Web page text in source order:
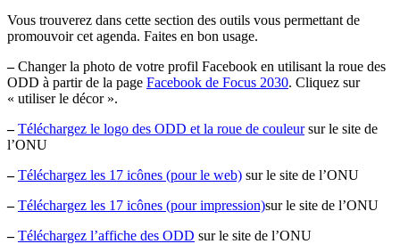
Vous trouverez dans cette section des outils vous permettant de
promouvoir cet agenda. Faites en bon usage.
–Changer la photo de votre profil Facebook en utilisant la roue des
ODD à partir de la page Facebook de Focus 2030. Cliquez sur
« utiliser le décor ».
– Téléchargez le logo des ODD et la roue de couleursur le site de
l’ONU
– Téléchargez les 17 icônes (pour le web) sur le site de l’ONU
– Téléchargez les 17 icônes (pour impression)sur le site de l’ONU
– Téléchargez l’affiche des ODD sur le site de l’ONU